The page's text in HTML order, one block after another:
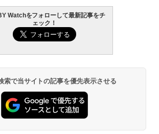
TAMASHII NATIONS S.H.フィギュアー
ツ ONE PIECE シャンクス -マリンフォ
ード頂上決戦- 約165mm PVC&ABS&布
TAMASHII NATIONS S.H.フィギュアー
ツ（真骨彫製法） 仮面ライダーBLACK
RX 約150mm PVC&ABS&布製 塗装済み
HG 機動戦士ガンダム00 グラハム専用ユ
ニオンフラッグカスタム 1/144スケール
色分け済みプラモデル
￥1,800
BANDAI SPIRITS(バンダイ スピリッツ)
30MS Fate/Grand Order アルトリア・
キャスター 色分け済みプラモデル
東京マルイ (TOKYO MARUI) ガスブロー
バックマシンガン No.14 20式 5.56mm
小銃 18歳以上 ガスブローバック
￥196,000
東京マルイ(TOKYO MARUI) No.21 H&K
USP HG 18歳以上エアーHOPハンドガン
￥3,409
GSIクレオス Mr.トップコート 水性プレ
ミアムトップコートスプレー 光沢 88ml
ホビー用仕上材 B601
￥748
タミヤ クラフトツールシリーズ No.123
先細薄刃ニッパー (ゲートカット用) プラ
モデル用工具 74123
Watchをフォローして最新記事をチ
ェック！
索で当サイトの記事を優先表示させる